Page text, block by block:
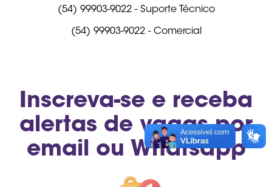
(54) 99903-9022 - Suporte Técnico
(54) 99903-9022 - Comercial
Inscreva-se e receba
alertas de vagas por
email ou Whatsapp